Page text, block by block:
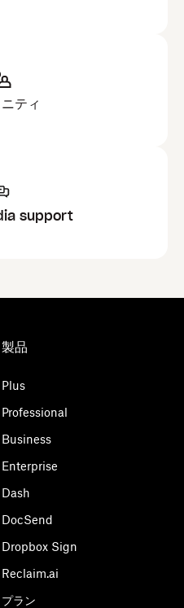
ティ
support
製品
Plus
Professional
Business
Enterprise
Dash
DocSend
Dropbox Sign
Reclaim.ai
プラン